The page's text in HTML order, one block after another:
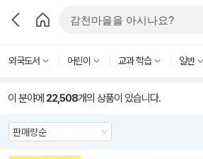
외국도서 어린이 교과 학습 일반
이 분야에 22,508개의 상품이 있습니다.